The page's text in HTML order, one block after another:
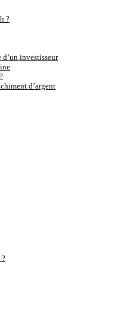
?
investisseur
d’argent
?